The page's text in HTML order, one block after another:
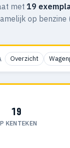
met 19
op
Overzicht
19
KENTEKEN